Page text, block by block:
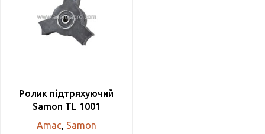
Ролик підтряхуючий
Samon TL 1001
Amac Samon